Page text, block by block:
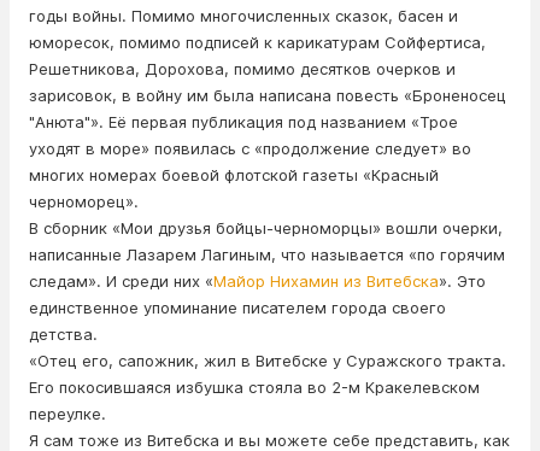
годы войны. Помимо многочисленных сказок, басен и
юморесок, помимо подписей к карикатурам Сойфертиса,
Решетникова, Дорохова, помимо десятков очерков и
зарисовок, в войну им была написана повесть «Броненосец
"Анюта"». Её первая публикация под названием «Трое
уходят в море» появилась с «продолжение следует» во
многих номерах боевой флотской газеты «Красный
черноморец».
В сборник «Мои друзья бойцы-черноморцы» вошли очерки,
написанные Лазарем Лагиным, что называется «по горячим
следам». И среди них «Майор Нихамин из Витебска». Это
единственное упоминание писателем города своего
детства.
«Отец его, сапожник, жил в Витебске у Суражского тракта.
Его покосившаяся избушка стояла во 2-м Кракелевском
переулке.
Я сам тоже из Витебска и вы можете себе представить, как